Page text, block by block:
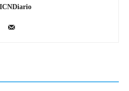
ICNDiario